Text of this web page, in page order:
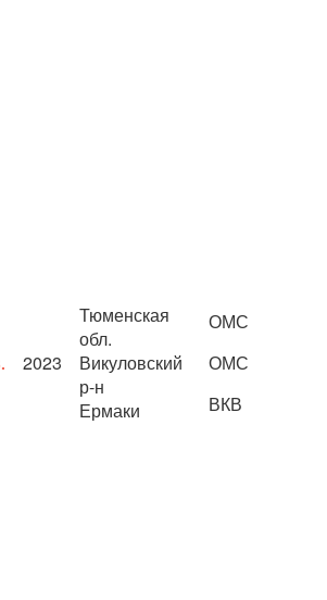
2023
Тюменская
обл.
Викуловский
р-н
Ермаки
ОМС
ОМС
ВКВ